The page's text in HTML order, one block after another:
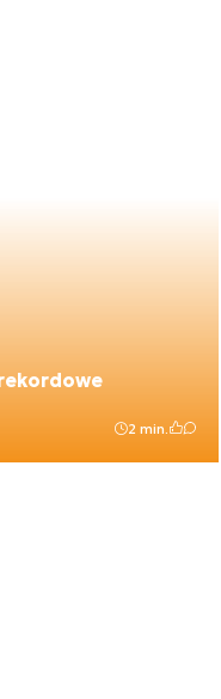
2 min.